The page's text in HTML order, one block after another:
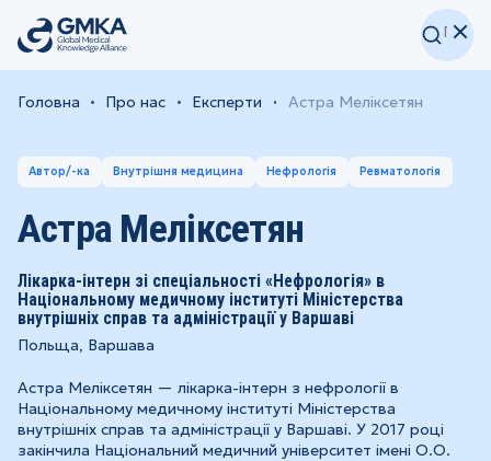
Головна Про нас Експерти Астра Меліксетян
Автор/-ка Внутрішня медицина Нефрологія Ревматологія
Астра Меліксетян
Лікарка-інтерн зі спеціальності «Нефрологія» в
Національному медичному інституті Міністерства
внутрішніх справ та адміністрації у Варшаві
Польща, Варшава
Астра Меліксетян — лікарка-інтерн з нефрології в
Національному медичному інституті Міністерства
внутрішніх справ та адміністрації у Варшаві. У 2017 році
закінчила Національний медичний університет імені О.О.